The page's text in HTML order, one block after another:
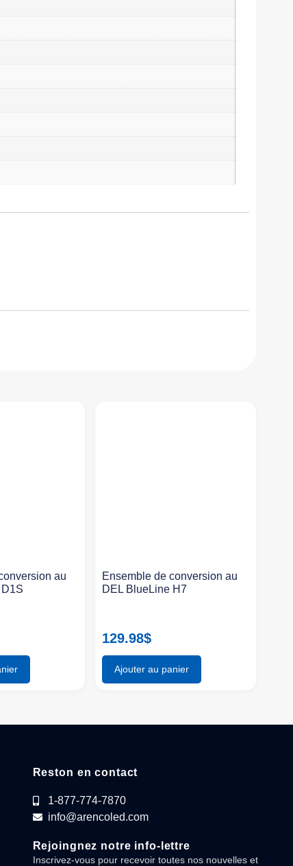
au
Ensemble de conversion au
DEL BlueLine H7
129.98$
Ajouter au panier
Reston en contact
1-877-774-7870
info@arencoled.com
Rejoingnez notre info-lettre
Inscrivez-vous pour recevoir toutes nos nouvelles et